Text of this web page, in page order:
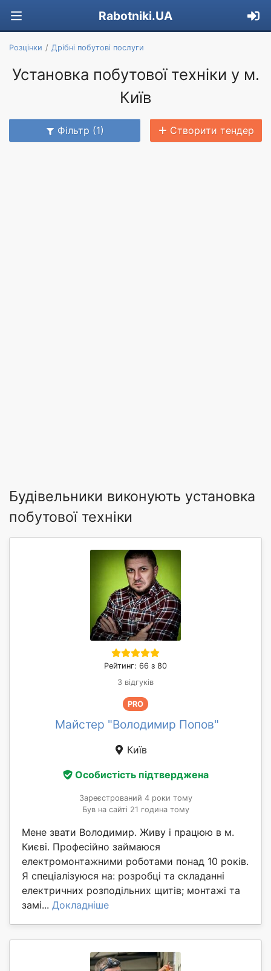
Rabotniki.UA
Розцінки Дрібні побутові послуги
Установка побутової техніки у м.
Київ
Фільтр (1) Створити тендер
Будівельники виконують установка
побутової техніки
Рейтинг: 66 з 80
3 відгуків
PRO
Майстер "Володимир Попов"
Київ
Особистість підтверджена
Зареєстрований 4 роки тому
Був на сайті 21 година тому
Мене звати Володимир. Живу і працюю в м.
Києві. Професійно займаюся
електромонтажними роботами понад 10 років.
Я спеціалізуюся на: розробці та складанні
електричних розподільних щитів; монтажі та
замі... Докладніше